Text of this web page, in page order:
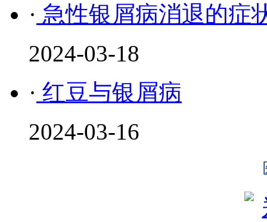
· 急性银屑病消退的症
2024-03-18
· 红豆与银屑病
2024-03-16